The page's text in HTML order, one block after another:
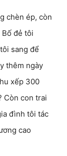
chèn ép, còn
đẻ tôi
sang để
thêm ngày
xếp 300
Còn con trai
đình tôi tác
cao